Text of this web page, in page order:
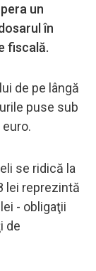
un
în
fiscală.
de pe lângă
puse sub
se ridică la
lei reprezintă
- obligaţii
de